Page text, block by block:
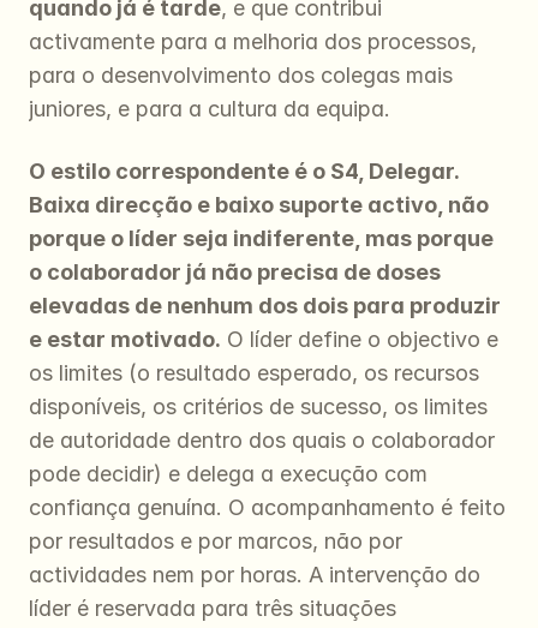
quando já é tarde, e que contribui
activamente para a melhoria dos processos,
para o desenvolvimento dos colegas mais
juniores, e para a cultura da equipa.
O estilo correspondente é o S4, Delegar.
Baixa direcção e baixo suporte activo, não
porque o líder seja indiferente, mas porque
o colaborador já não precisa de doses
elevadas de nenhum dos dois para produzir
e estar motivado. O líder define o objectivo e
os limites (o resultado esperado, os recursos
disponíveis, os critérios de sucesso, os limites
de autoridade dentro dos quais o colaborador
pode decidir) e delega a execução com
confiança genuína. O acompanhamento é feito
por resultados e por marcos, não por
actividades nem por horas. A intervenção do
líder é reservada para três situações